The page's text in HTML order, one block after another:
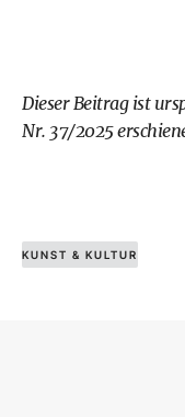
Dieser Beitrag ist
Nr. 37/2025
KUNST & KULTUR